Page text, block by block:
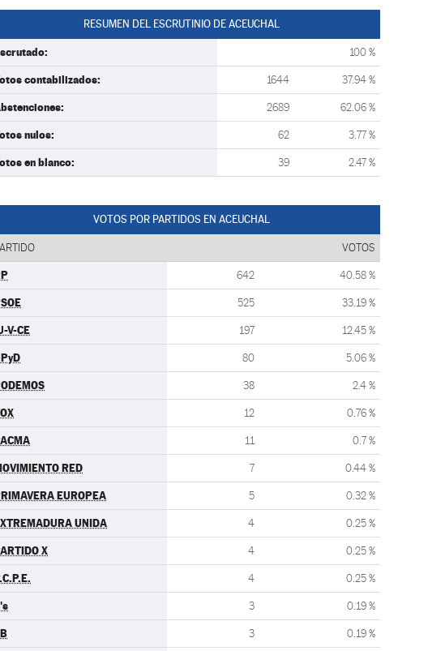
RESUMEN DEL ESCRUTINIO DE ACEUCHAL
100 %
contabilizados: 1644 37.94 %
2689 62.06 %
nulos: 62 3.77 %
en blanco: 39 2.47 %
VOTOS POR PARTIDOS EN ACEUCHAL
VOTOS
642 40.58 %
525 33.19 %
V-CE 197 12.45 %
80 5.06 %
38 2.4 %
12 0.76 %
11 0.7 %
RED 7 0.44 %
EUROPEA 5 0.32 %
UNIDA 4 0.25 %
X 4 0.25 %
4 0.25 %
3 0.19 %
3 0.19 %